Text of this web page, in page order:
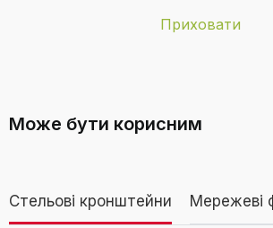
Приховати
програмного
Може бути корисним
Стельові кронштейни Мережеві